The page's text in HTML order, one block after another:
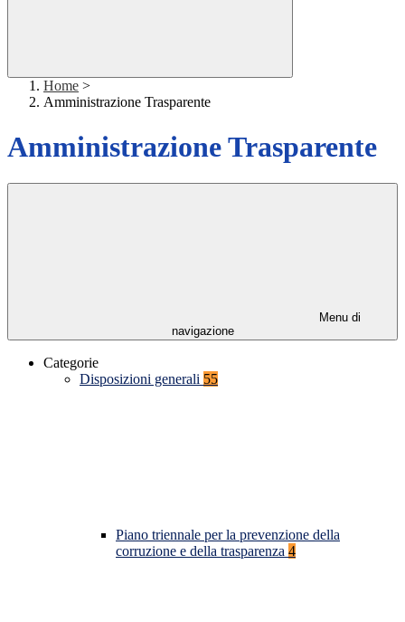
Home >
Amministrazione Trasparente
Amministrazione Trasparente
Menu di
navigazione
Categorie
Disposizioni generali 55
Piano triennale per la prevenzione della
corruzione e della trasparenza 4